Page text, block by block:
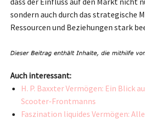
sondern auch durch das strategische
Ressourcen und Beziehungen stark
Auch interessant:
H. P. Baxxter Vermögen: Ein Blick
Scooter-Frontmanns
Faszination liquides Vermögen: